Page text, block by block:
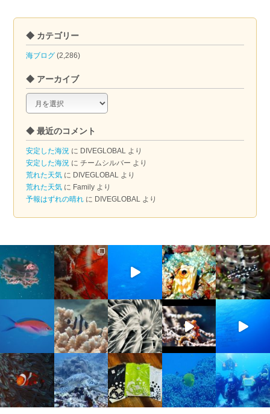
◆ カテゴリー
海ブログ (2,286)
◆ アーカイブ
ア
カ
イ
ブ
◆ 最近のコメント
安定した海況 に DIVEGLOBAL より
安定した海況 にチームシルバー より
荒れた天気 に DIVEGLOBAL より
荒れた天気 に Family より
予報はずれの晴れ に DIVEGLOBAL より